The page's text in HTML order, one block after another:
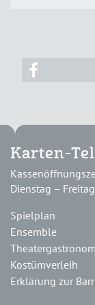
Karten-
Dienstag –
Spielplan
Ensemble
Kostümverleih
Erklärung zur